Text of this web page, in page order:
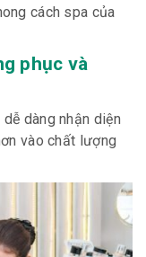
cách spa của
phục và
dàng nhận diện
vào chất lượng